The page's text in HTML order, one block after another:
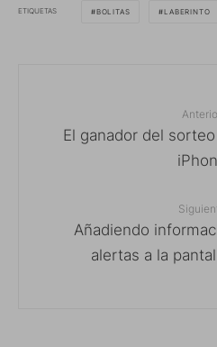
ETIQUETAS BOLITAS LABERINTO
El ganador del
Añadiendo
alertas a la